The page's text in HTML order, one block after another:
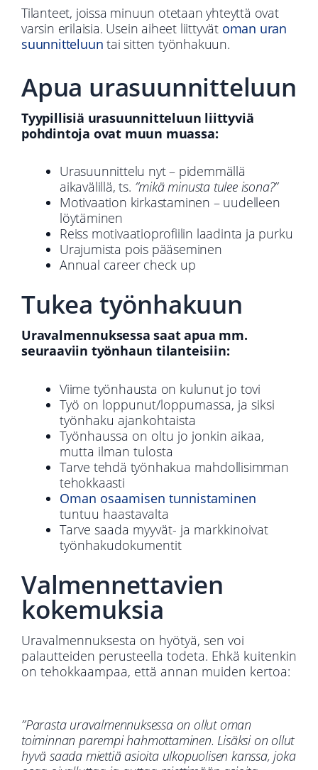
Tilanteet, joissa minuun otetaan yhteyttä ovat
varsin erilaisia. Usein aiheet liittyvät oman uran
suunnitteluun tai sitten työnhakuun.
Apua urasuunnitteluun
Tyypillisiä urasuunnitteluun liittyviä
pohdintoja ovat muun muassa:
Urasuunnittelu nyt – pidemmällä
aikavälillä, ts. ”mikä minusta tulee isona?”
Motivaation kirkastaminen – uudelleen
löytäminen
Reiss motivaatioprofiilin laadinta ja purku
Urajumista pois pääseminen
Annual career check up
Tukea työnhakuun
Uravalmennuksessa saat apua mm.
seuraaviin työnhaun tilanteisiin:
Viime työnhausta on kulunut jo tovi
Työ on loppunut/loppumassa, ja siksi
työnhaku ajankohtaista
Työnhaussa on oltu jo jonkin aikaa,
mutta ilman tulosta
Tarve tehdä työnhakua mahdollisimman
tehokkaasti
Oman osaamisen tunnistaminen
tuntuu haastavalta
Tarve saada myyvät- ja markkinoivat
työnhakudokumentit
Valmennettavien
kokemuksia
Uravalmennuksesta on hyötyä, sen voi
palautteiden perusteella todeta. Ehkä kuitenkin
on tehokkaampaa, että annan muiden kertoa:
”Parasta uravalmennuksessa on ollut oman
toiminnan parempi hahmottaminen. Lisäksi on ollut
hyvä saada miettiä asioita ulkopuolisen kanssa, joka